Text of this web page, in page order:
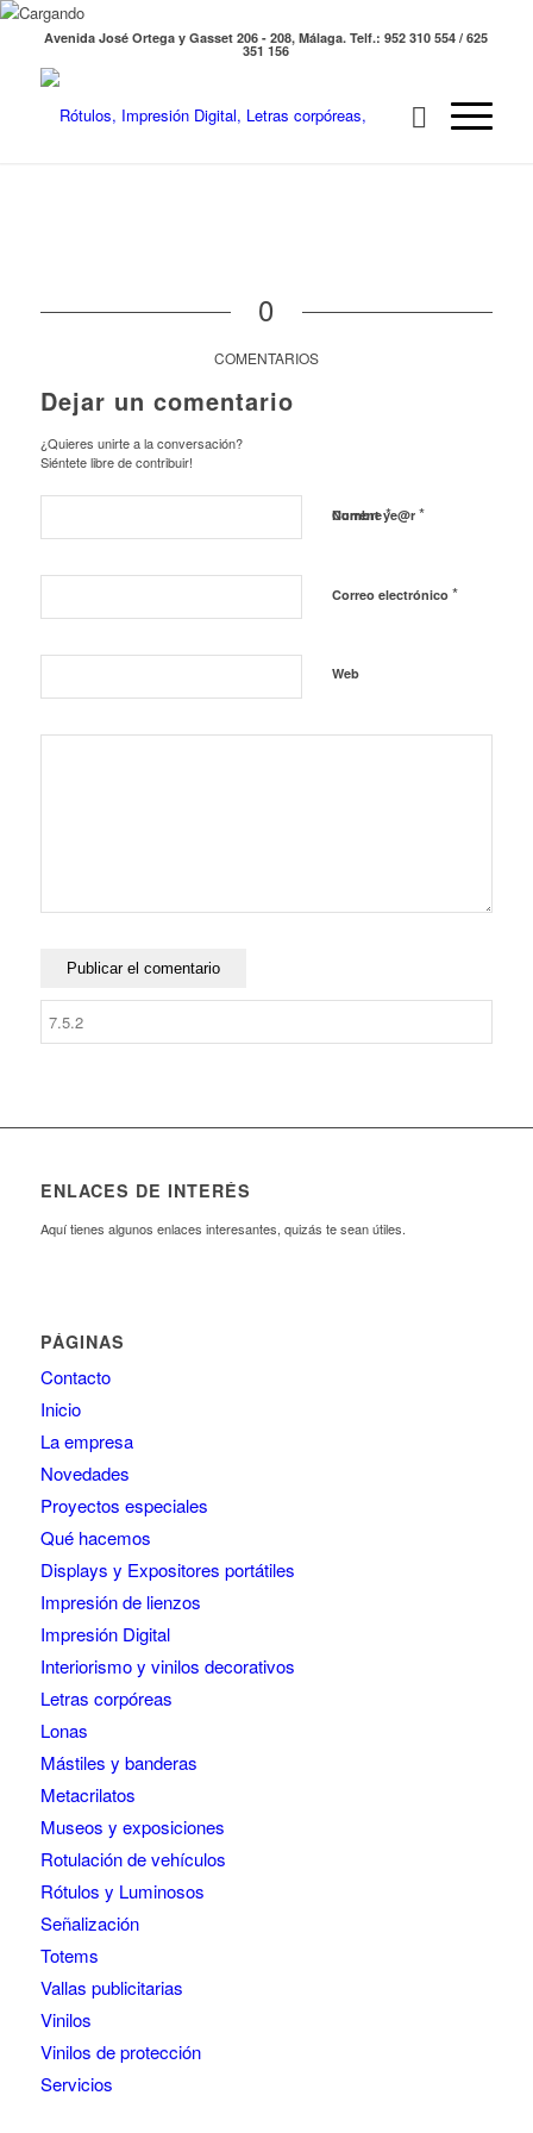
Avenida José Ortega y Gasset 206 - 208, Málaga. Telf.: 952 310 554 / 625
351 156
0
COMENTARIOS
Dejar un comentario
¿Quieres unirte a la conversación?
Siéntete libre de contribuir!
Nombre*
Correo electrónico *
Web
Current ye@r *
ENLACES DE INTERÉS
Aquí tienes algunos enlaces interesantes, quizás te sean útiles.
PÁGINAS
Contacto
Inicio
La empresa
Novedades
Proyectos especiales
Qué hacemos
Displays y Expositores portátiles
Impresión de lienzos
Impresión Digital
Interiorismo y vinilos decorativos
Letras corpóreas
Lonas
Mástiles y banderas
Metacrilatos
Museos y exposiciones
Rotulación de vehículos
Rótulos y Luminosos
Señalización
Totems
Vallas publicitarias
Vinilos
Vinilos de protección
Servicios